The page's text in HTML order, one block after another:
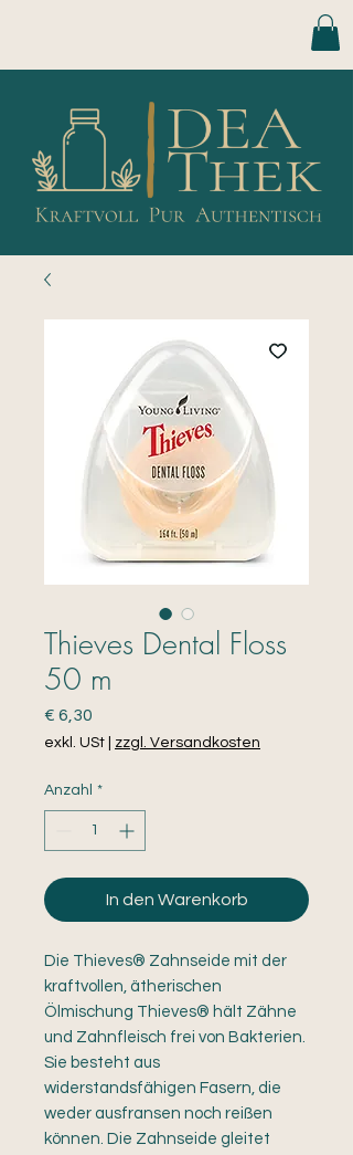
Thieves Dental Floss
50 m
€ 6,30
exkl. USt zzgl. Versandkosten
Anzahl *
In den Warenkorb
Die Thieves® Zahnseide mit der
kraftvollen, ätherischen
Ölmischung Thieves® hält Zähne
und Zahnfleisch frei von Bakterien.
Sie besteht aus
widerstandsfähigen Fasern, die
weder ausfransen noch reißen
können. Die Zahnseide gleitet